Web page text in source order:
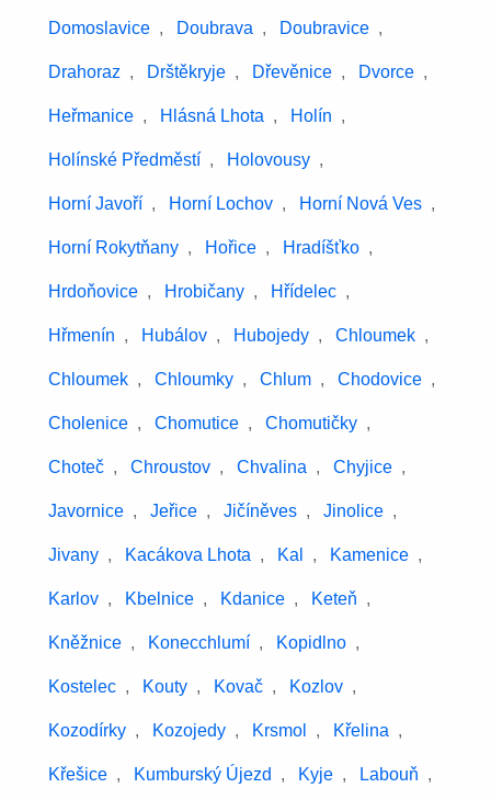
Domoslavice , Doubrava , Doubravice ,
Drahoraz , Drštěkryje , Dřevěnice , Dvorce ,
Heřmanice , Hlásná Lhota , Holín ,
Holínské Předměstí , Holovousy ,
Horní Javoří , Horní Lochov , Horní Nová Ves ,
Horní Rokytňany , Hořice , Hradíšťko ,
Hrdoňovice , Hrobičany , Hřídelec ,
Hřmenín , Hubálov , Hubojedy , Chloumek ,
Chloumek , Chloumky , Chlum , Chodovice ,
Cholenice , Chomutice , Chomutičky ,
Choteč , Chroustov , Chvalina , Chyjice ,
Javornice , Jeřice , Jičíněves , Jinolice ,
Jivany , Kacákova Lhota , Kal , Kamenice ,
Karlov , Kbelnice , Kdanice , Keteň ,
Kněžnice , Konecchlumí , Kopidlno ,
Kostelec , Kouty , Kovač , Kozlov ,
Kozodírky , Kozojedy , Krsmol , Křelina ,
Křešice , Kumburský Újezd , Kyje , Labouň ,